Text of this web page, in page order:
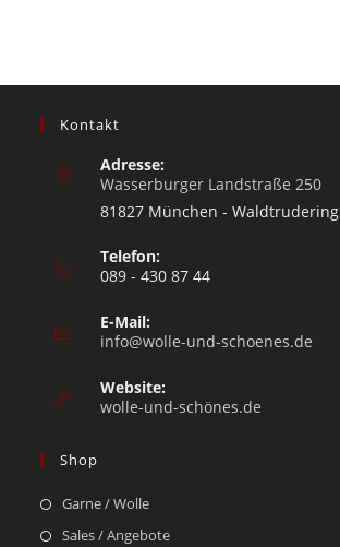
Kontakt
Adresse:
Wasserburger Landstraße 250
81827 München - Waldtrudering
Telefon:
089 - 430 87 44
E-Mail:
info@wolle-und-schoenes.de
Website:
wolle-und-schönes.de
Shop
Garne / Wolle
Sales / Angebote